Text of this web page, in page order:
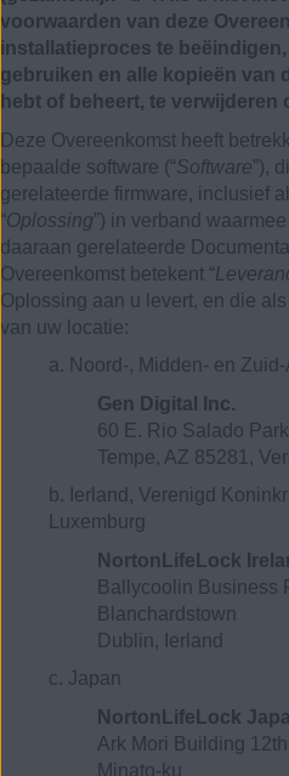
voorwaarden van deze
installatieproces te
gebruiken en alle kopieën van
hebt of beheert, te verwijderen
Deze Overeenkomst heeft
bepaalde software (“Software”),
gerelateerde firmware, inclusief
“Oplossing”) in verband
daaraan gerelateerde
Overeenkomst betekent “
Oplossing aan u levert, en die
van uw locatie:
a. Noord-, Midden- en
Gen Digital Inc.
60 E. Rio Salado
Tempe, AZ 85281,
b. Ierland, Verenigd
Luxemburg
NortonLifeLock
Ballycoolin Business
Blanchardstown
Dublin, Ierland
c. Japan
NortonLifeLock
Ark Mori Building
Minato-ku